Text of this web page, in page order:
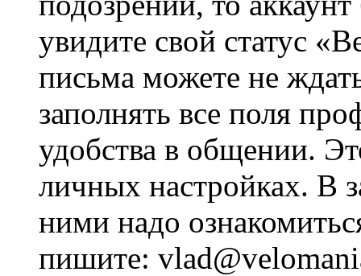
увидите свой статус
письма можете не
заполнять все поля
удобства в общении.
личных настройках. В
ними надо
пишите: